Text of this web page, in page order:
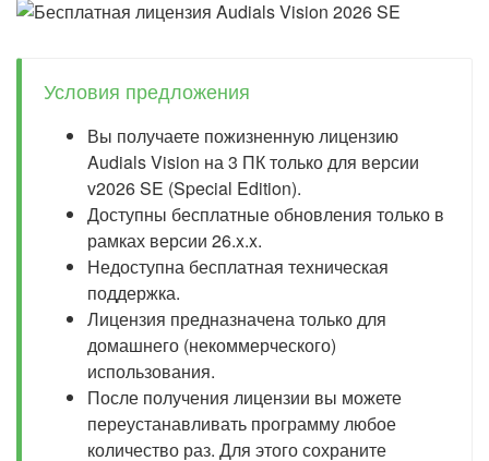
Условия предложения
Вы получаете пожизненную лицензию
Audials Vision на 3 ПК только для версии
v2026 SE (Special Edition).
Доступны бесплатные обновления только в
рамках версии 26.x.x.
Недоступна бесплатная техническая
поддержка.
Лицензия предназначена только для
домашнего (некоммерческого)
использования.
После получения лицензии вы можете
переустанавливать программу любое
количество раз. Для этого сохраните